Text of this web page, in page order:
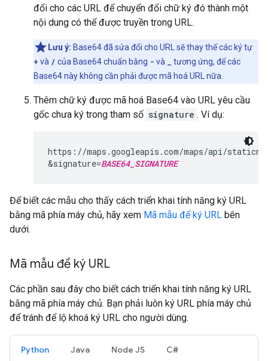
đổi cho các URL để chuyển đổi chữ ký đó thành một
nội dung có thể được truyền trong URL.
Lưu ý: Base64 đã sửa đổi cho URL sẽ thay thế các ký tự
+ và / của Base64 chuẩn bằng - và
tương ứng, để các
Base64 này không cần phải được mã hoá URL nữa.
Thêm chữ ký được mã hoá Base64 vào URL yêu cầu
gốc chưa ký trong tham số signature . Ví dụ:
https://maps.googleapis.com/maps/api/
&signature=BASE64_SIGNATURE
Để biết các mẫu cho thấy cách triển khai tính năng ký URL
bằng mã phía máy chủ, hãy xem Mã mẫu để ký URL bên
dưới.
Mã mẫu để ký URL
Các phần sau đây cho biết cách triển khai tính năng ký URL
bằng mã phía máy chủ. Bạn phải luôn ký URL phía máy chủ
để tránh để lộ khoá ký URL cho người dùng.
Python Java Node JS C#